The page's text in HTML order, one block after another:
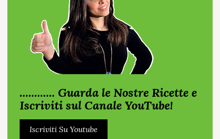
............ Guarda le Nostre Ricette e
Iscriviti sul Canale YouTube!
Iscriviti Su Youtube